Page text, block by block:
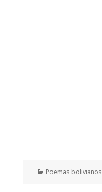
Categorías
Poemas bolivianos